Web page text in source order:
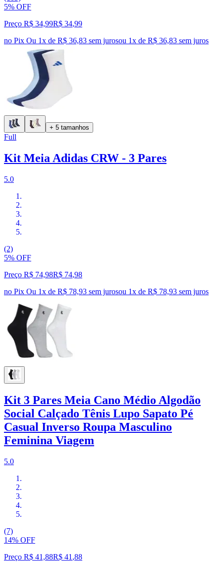
5% OFF
Preço R$ 34,99R$ 34,99
no Pix Ou 1x de R$ 36,83 sem jurosou 1x de R$ 36,83 sem juros
+ 5 tamanhos
Full
Kit Meia Adidas CRW - 3 Pares
5.0
(2)
5% OFF
Preço R$ 74,98R$ 74,98
no Pix Ou 1x de R$ 78,93 sem jurosou 1x de R$ 78,93 sem juros
Kit 3 Pares Meia Cano Médio Algodão
Social Calçado Tênis Lupo Sapato Pé
Casual Inverso Roupa Masculino
Feminina Viagem
5.0
(7)
14% OFF
Preço R$ 41,88R$ 41 ,88